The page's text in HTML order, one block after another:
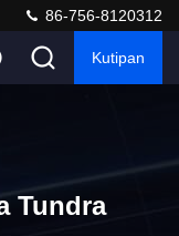
86-756-8120312
Kutipan
Tundra